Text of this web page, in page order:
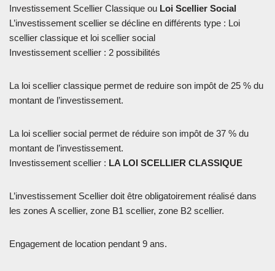
Investissement Scellier Classique ou Loi Scellier Social
L’investissement scellier se décline en différents type : Loi
scellier classique et loi scellier social
Investissement scellier : 2 possibilités
La loi scellier classique permet de reduire son impôt de 25 % du
montant de l’investissement.
La loi scellier social permet de réduire son impôt de 37 % du
montant de l’investissement.
Investissement scellier : LA LOI SCELLIER CLASSIQUE
L’investissement Scellier doit être obligatoirement réalisé dans
les zones A scellier, zone B1 scellier, zone B2 scellier.
Engagement de location pendant 9 ans.